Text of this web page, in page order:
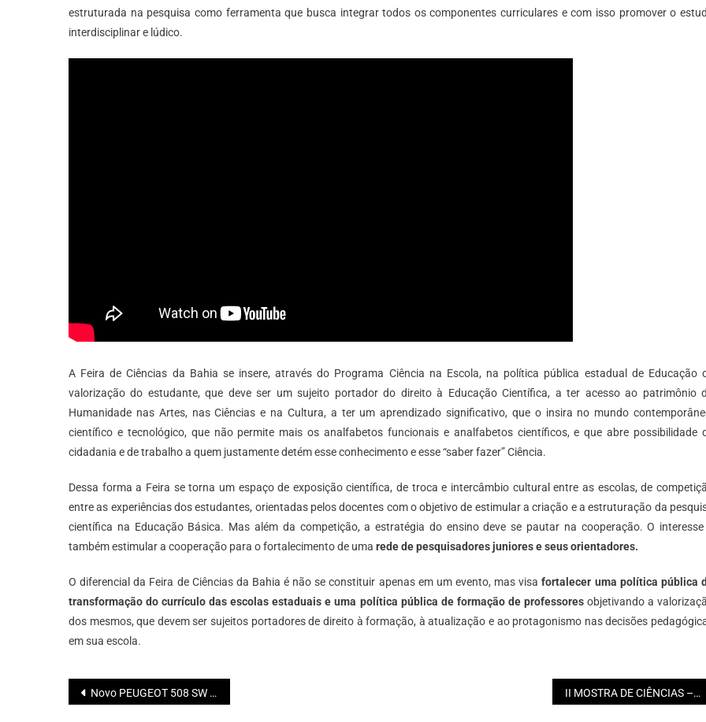
estruturada na pesquisa como ferramenta que busca integrar todos os componentes curriculares e com isso promover o
interdisciplinar e lúdico.
A Feira de Ciências da Bahia se insere, através do Programa Ciência na Escola, na política pública estadual de Educação
valorização do estudante, que deve ser um sujeito portador do direito à Educação Científica, a ter acesso ao patrimônio
Humanidade nas Artes, nas Ciências e na Cultura, a ter um aprendizado significativo, que o insira no mundo
científico e tecnológico, que não permite mais os analfabetos funcionais e analfabetos científicos, e que abre possibilidade
cidadania e de trabalho a quem justamente detém esse conhecimento e esse “saber fazer” Ciência.
Dessa forma a Feira se torna um espaço de exposição científica, de troca e intercâmbio cultural entre as escolas, de
entre as experiências dos estudantes, orientadas pelos docentes com o objetivo de estimular a criação e a estruturação da
científica na Educação Básica. Mas além da competição, a estratégia do ensino deve se pautar na cooperação. O
também estimular a cooperação para o fortalecimento de uma rede de pesquisadores juniores e seus orientadores.
O diferencial da Feira de Ciências da Bahia é não se constituir apenas em um evento, mas visafortalecer uma política pública
transformação do currículo das escolas estaduais e uma política pública de formação de professoresobjetivando a
dos mesmos, que devem ser sujeitos portadores de direito à formação, à atualização e ao protagonismo nas decisões
em sua escola.
Navegação
Novo PEUGEOT 508 SW Wagon II MOSTRA DE CIÊNCIAS – Escola Renato Vaz Sampaio